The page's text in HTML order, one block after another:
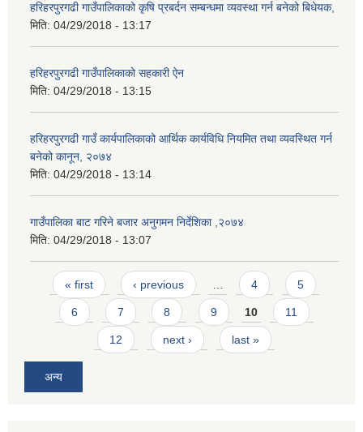
हरिहरपुरगढी गाउँपालिकाको कृषि प्रबर्दन सम्बन्धमा व्यवस्था गर्न बनेको बिधेयक,
मिति: 04/29/2018 - 13:17
हरिहरपुरगढी गाउँपालिकाको सहकारी ऐन
मिति: 04/29/2018 - 13:15
हरिहरपुरगढी गाउँ कार्यपालिकाको आर्थिक कार्यविधि नियमित तथा व्यवस्थित गर्न
बनेको कानून, २०७४
मिति: 04/29/2018 - 13:14
गाउँपालिका बाट गरिने बजार अनुगमन निर्देशिका ,२०७४
मिति: 04/29/2018 - 13:07
Pages
« first ‹ previous 4 5
6 7 8 9 10 11
12 next › last »
अन्य